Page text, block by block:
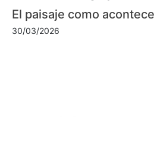
El paisaje como
30/03/2026